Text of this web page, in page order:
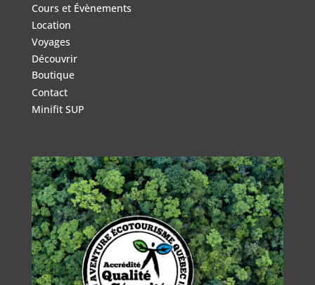
Cours et Évènements
Location
Voyages
Découvrir
Boutique
Contact
Minifit SUP